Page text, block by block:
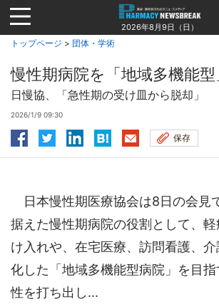
Jump
to
navigation
2026年8月9日（日）
トップページ > 団体・学術
慢性期病院を「地域多機能型
日慢協、「急性期の受け皿から脱却」
2026/1/9 09:30
保存
日本慢性期医療協会は8日の会見
据えた慢性期病院の役割として、
け入れや、在宅医療、訪問看護、
化した「地域多機能型病院」を目
性を打ち出し...